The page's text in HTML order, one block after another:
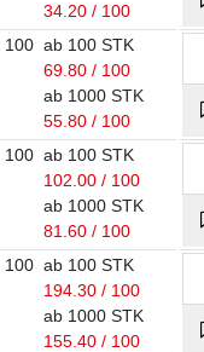
34.20 / 100
100 ab 100 STK
69.80 / 100
ab 1000 STK
55.80 / 100
100 ab 100 STK
102.00 / 100
ab 1000 STK
81.60 / 100
100 ab 100 STK
194.30 / 100
ab 1000 STK
155.40 / 100